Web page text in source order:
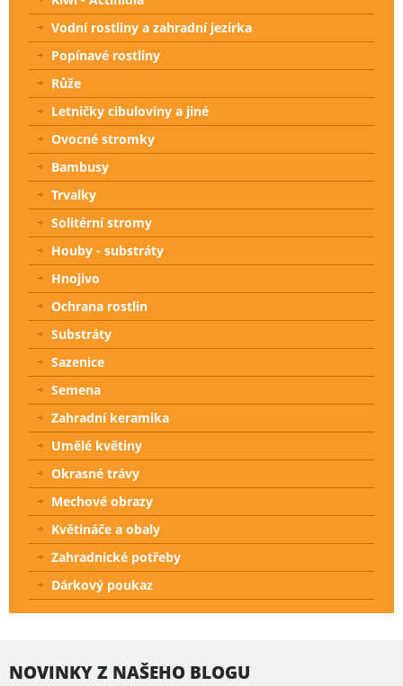
Vodní rostliny a zahradní jezírka
Popínavé rostliny
Růže
Letničky cibuloviny a jiné
Ovocné stromky
Bambusy
Trvalky
Solitérní stromy
Houby - substráty
Hnojivo
Ochrana rostlin
Substráty
Sazenice
Semena
Zahradní keramika
Umělé květiny
Okrasné trávy
Mechové obrazy
Květináče a obaly
Zahradnické potřeby
Dárkový poukaz
NOVINKY Z NAŠEHO BLOGU